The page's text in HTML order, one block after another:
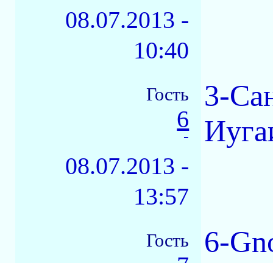
08.07.2013 -
10:40
Гость
6
-
08.07.2013 -
13:57
3-
Гость
6-